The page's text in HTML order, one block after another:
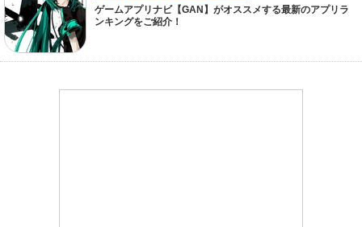
ゲームアプリナビ【GAN】がオススメする最新のアプリラ
ンキングをご紹介！